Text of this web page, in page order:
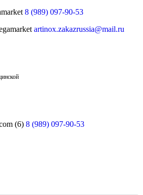
8 (989) 097-90-53
artinox.zakazrussia@mail.ru
8 (989) 097-90-53